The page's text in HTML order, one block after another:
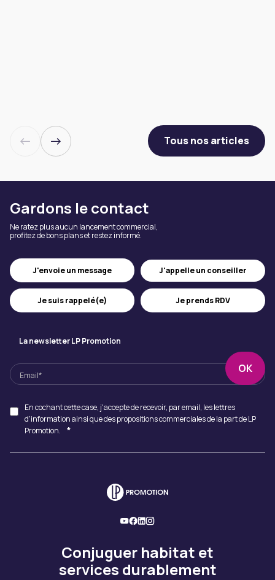
Tous nos articles
Gardons le contact
Ne ratez plus aucun lancement commercial,
profitez de bons plans et restez informé.
J'envoie un message J'appelle un conseiller
Je suis rappelé(e) Je prends RDV
La newsletter LP Promotion
En cochant cette case, j'accepte de recevoir, par email, les lettres
d'information ainsi que des propositions commerciales de la part de LP
Promotion.
*
Conjuguer habitat et
services durablement